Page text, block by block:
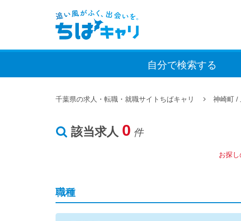
自分で検索する
千葉県の求人・転職・就職サイトちばキャリ 神崎町
該当求人 0 件
お探
職種